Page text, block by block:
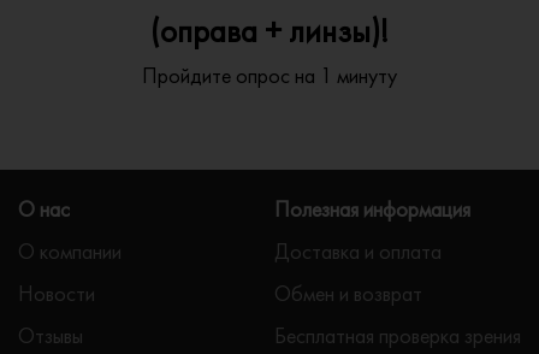
(оправа + линзы)!
Пройдите опрос на 1 минуту
О нас
О компании
Новости
Отзывы
Полезная информация
Доставка и оплата
Обмен и возврат
Бесплатная проверка зрения